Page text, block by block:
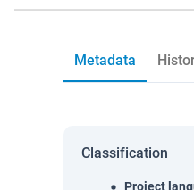
Metadata
Classification
Project